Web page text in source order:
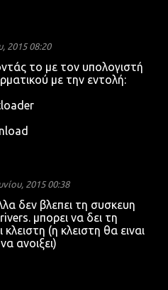
2015 08:20
το με τον υπολογιστή
με την εντολή:
2015 00:38
δεν βλεπει τη συσκευη
μπορει να δει τη
κλειστη (η κλειστη θα ειναι
ανοιξει)